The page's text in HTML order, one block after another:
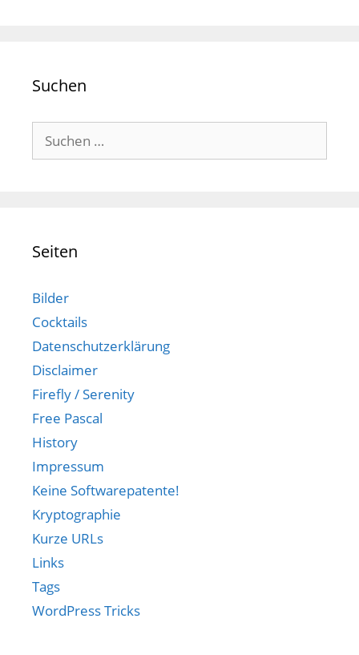
Suchen
Suchen
nach:
Seiten
Bilder
Cocktails
Datenschutzerklärung
Disclaimer
Firefly / Serenity
Free Pascal
History
Impressum
Keine Softwarepatente!
Kryptographie
Kurze URLs
Links
Tags
WordPress Tricks